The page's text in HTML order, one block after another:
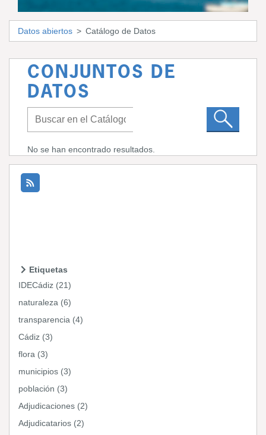
Datos abiertos Catálogo de Datos
CONJUNTOS DE
DATOS
No se han encontrado resultados.
Etiquetas
IDECádiz (21)
naturaleza (6)
transparencia (4)
Cádiz (3)
flora (3)
municipios (3)
población (3)
Adjudicaciones (2)
Adjudicatarios (2)